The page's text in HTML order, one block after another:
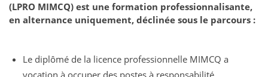
(LPRO MIMCQ) est une formation professionnalisante,
en alternance uniquement, déclinée sous le parcours :
Le diplômé de la licence professionnelle MIMCQ a
vocation à occuper des postes à responsabilité